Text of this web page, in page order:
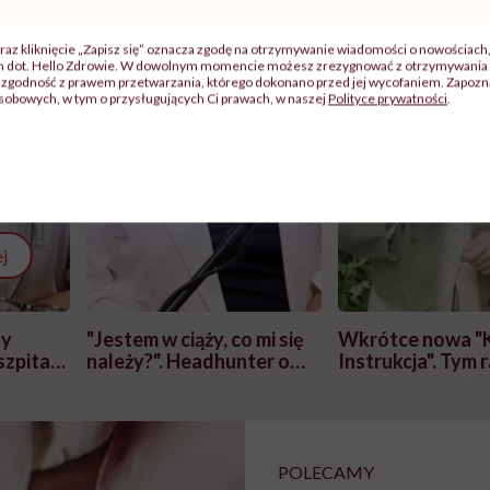
"Jestem w ciąży, co mi się
należy?". Headhunter o
pracy
Wkrótce nowa
Instrukcja". Tym
POLECAMY
kliknięcie „Zapisz się” oznacza zgodę na otrzymywanie wiadomości o
dot. Hello Zdrowie. W dowolnym momencie możesz zrezygnować z
zgodność z prawem przetwarzania, którego dokonano przed jej wycofaniem.
w tym o przysługujących Ci prawach, w naszejPolityce prywatności.